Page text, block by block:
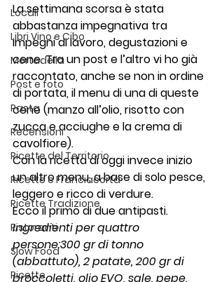
Locali
Libri Vino e Cibo
Mortadella
Post e foto
Pasta
Recensioni
Ricette del Territorio
Ricette e Franciacorta
Ricette Tradizione
Ristoranti
Slow Food
Ricette
La settimana scorsa è stata
abbastanza impegnativa tra
impegni di lavoro, degustazioni e
cene. Tra un post e l’altro vi ho già
raccontato, anche se non in ordine
di portata, il menu di una di queste
cene (manzo all’olio, risotto con
zucca e acciughe e la crema di
cavolfiore).
Con la ricetta di oggi invece inizio
un altro menu, a base di solo pesce,
leggero e ricco di verdure.
Ecco il primo di due antipasti.
Ingredienti per quattro
persone:300 gr di tonno
(abbattuto), 2 patate, 200 gr di
broccoletti, olio EVO, sale, pepe,